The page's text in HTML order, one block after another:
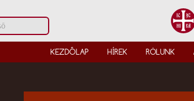
KEZDŐLAP HÍREK RÓLUNK